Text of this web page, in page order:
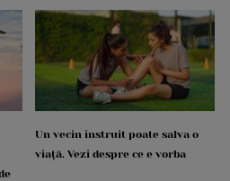
Un vecin instruit poate salva o
viață. Vezi despre ce e vorba